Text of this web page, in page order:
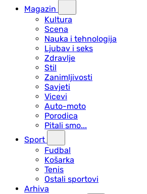
Magazin
Kultura
Scena
Nauka i tehnologija
Ljubav i seks
Zdravlje
Stil
Zanimljivosti
Savjeti
Vicevi
Auto-moto
Porodica
Pitali smo...
Sport
Fudbal
Košarka
Tenis
Ostali sportovi
Arhiva